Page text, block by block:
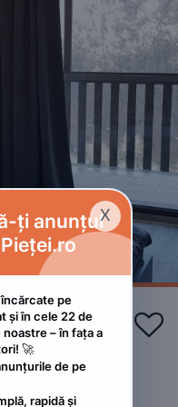


X
ți anunțul
pe
și în cele 22 de
– în fața a
🚀
de pe
rapidă și